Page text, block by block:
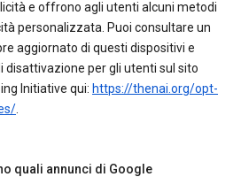
e offrono agli utenti alcuni metodi
personalizzata. Puoi consultare un
aggiornato di questi dispositivi e
disattivazione per gli utenti sul sito
Initiative qui: https://thenai.org/opt-
.
quali annunci di Google